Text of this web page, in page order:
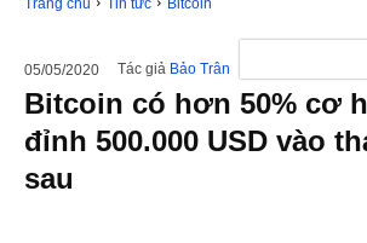
Trang chủ Tin tức Bitcoin
05/05/2020 Tác giả Bảo Trân
Bitcoin có hơn 50% cơ
đỉnh 500.000 USD vào
sau